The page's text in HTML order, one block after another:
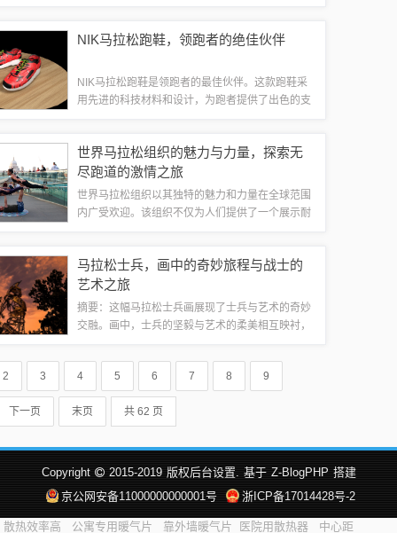
量。这是一场考验意志和耐心的运动，完成马拉...
NIK马拉松跑鞋，领跑者的绝佳伙伴
NIK马拉松跑鞋是领跑者的最佳伙伴。这款跑鞋采
用先进的科技材料和设计，为跑者提供了出色的支
能，助力他们取得更好的成绩。这款跑鞋...
世界马拉松组织的魅力与力量，探索无
尽跑道的激情之旅
世界马拉松组织以其独特的魅力和力量在全球范围
内广受欢迎。该组织不仅为人们提供了一个展示耐
自我、超越自我的乐趣，体验到团队合作和坚...
马拉松士兵，画中的奇妙旅程与战士的
艺术之旅
摘要：这幅马拉松士兵画展现了士兵与艺术的奇妙
交融。画中，士兵的坚毅与艺术的柔美相互映衬，
到士兵的坚韧不拔和艺术的无限魅力。这是一场关
于马拉松士兵与画的奇妙旅程，展现了人类精...
2 3 4 5 6 7 8 9
下一页 末页 共 62 页
Copyright 2015-2019 版权后台设置. 基于 Z-BlogPHP 搭建
京公网安备11000000000001号
浙ICP备17014428号-2
散热效率高 公寓专用暖气片 靠外墙暖气片 医院用散热器 中心距